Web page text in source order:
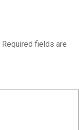
Required fields are